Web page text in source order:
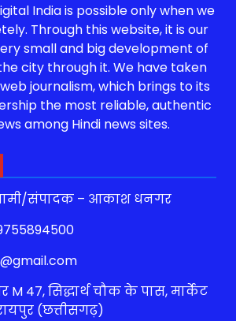
India is possible only when we
Through this website, it is our
small and big development of
city through it. We have taken
journalism, which brings to its
the most reliable, authentic
among Hindi news sites.
संपादक – आकाश धनगर
47, सिद्धार्थ चौक के पास, मार्केट
(छत्तीसगढ़)